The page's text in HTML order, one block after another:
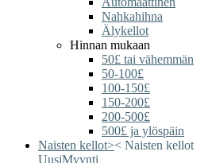
Nahkahihna
Älykellot
Hinnan mukaan
50£ tai vähemmän
50-100£
100-150£
150-200£
200-500£
500£ ja ylöspäin
Naisten kellot>< Naisten kellot
UusiMyynti